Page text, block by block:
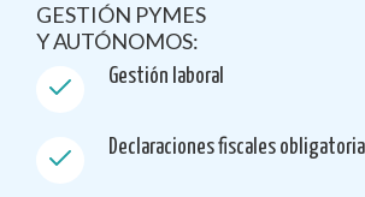
GESTIÓN PYMES
Y AUTÓNOMOS:
Gestión laboral
Declaraciones fiscales